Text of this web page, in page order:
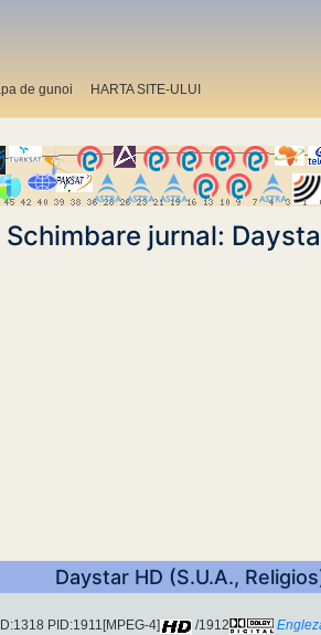
de gunoi HARTA SITE-ULUI
Schimbare jurnal:
Daystar HD (S.U.A.,
PID:1911[MPEG-4] /1912